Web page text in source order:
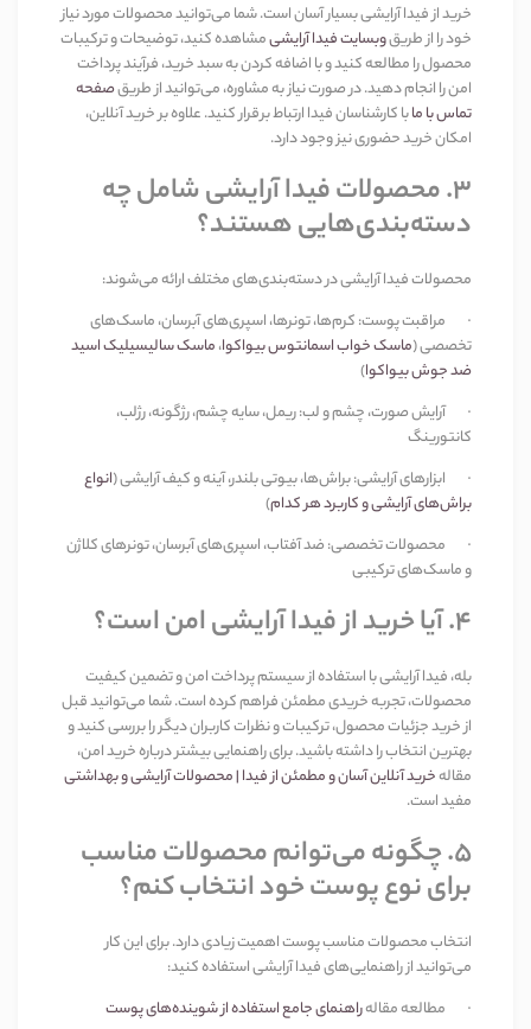
خرید از فیدا آرایشی بسیار آسان است. شما می‌توانید محصولات مورد نیاز
خود را از طریقوبسایت فیدا آرایشیمشاهده کنید، توضیحات و ترکیبات
محصول را مطالعه کنید و با اضافه کردن به سبد خرید، فرآیند پرداخت
امن را انجام دهید. در صورت نیاز به مشاوره، می‌توانید از طریقصفحه
تماس با مابا کارشناسان فیدا ارتباط برقرار کنید. علاوه بر خرید آنلاین،
امکان خرید حضوری نیز وجود دارد.
3. محصولات فیدا آرایشی شامل چه
دسته‌بندی‌هایی هستند؟
محصولات فیدا آرایشی در دسته‌بندی‌های مختلف ارائه می‌شوند:
· مراقبت پوست:کرم‌ها، تونرها، اسپری‌های آبرسان، ماسک‌های
تخصصی(ماسک خواب اسمانتوس بیواکوا،ماسک سالیسیلیک اسید
ضد جوش بیواکوا)
·آرایش صورت، چشم و لب:ریمل، سایه چشم، رژگونه، رژلب،
کانتورینگ
· ابزارهای آرایشی:براش‌ها، بیوتی بلندر، آینه و کیف آرایشی(انواع
براش‌های آرایشی و کاربرد هر کدام)
· محصولات تخصصی:ضد آفتاب، اسپری‌های آبرسان، تونرهای کلاژن
و ماسک‌های ترکیبی
4. آیا خرید از فیدا آرایشی امن است؟
بله، فیدا آرایشی با استفاده از سیستم پرداخت امن و تضمین کیفیت
محصولات، تجربه خریدی مطمئن فراهم کرده است. شما می‌توانید قبل
از خرید جزئیات محصول، ترکیبات و نظرات کاربران دیگر را بررسی کنید و
بهترین انتخاب را داشته باشید. برای راهنمایی بیشتر درباره خرید امن،
مقالهخرید آنلاین آسان و مطمئن از فیدا | محصولات آرایشی و بهداشتی
مفید است.
5. چگونه می‌توانم محصولات مناسب
برای نوع پوست خود انتخاب کنم؟
انتخاب محصولات مناسب پوست اهمیت زیادی دارد. برای این کار
می‌توانید از راهنمایی‌های فیدا آرایشی استفاده کنید:
· مطالعه مقالهراهنمای جامع استفاده از شوینده‌های پوست